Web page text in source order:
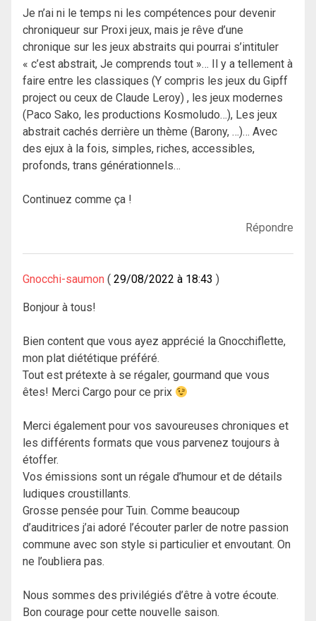
Je n’ai ni le temps ni les compétences pour devenir
chroniqueur sur Proxi jeux, mais je rêve d’une
chronique sur les jeux abstraits qui pourrai s’intituler
« c’est abstrait, Je comprends tout »… Il y a tellement à
faire entre les classiques (Y compris les jeux du Gipff
project ou ceux de Claude Leroy) , les jeux modernes
(Paco Sako, les productions Kosmoludo…), Les jeux
abstrait cachés derrière un thème (Barony, …)… Avec
des ejux à la fois, simples, riches, accessibles,
profonds, trans générationnels…
Continuez comme ça !
Répondre
Gnocchi-saumon 29/08/2022 à 18:43
Bonjour à tous!
Bien content que vous ayez apprécié la Gnocchiflette,
mon plat diététique préféré.
Tout est prétexte à se régaler, gourmand que vous
êtes! Merci Cargo pour ce prix
Merci également pour vos savoureuses chroniques et
les différents formats que vous parvenez toujours à
étoffer.
Vos émissions sont un régale d’humour et de détails
ludiques croustillants.
Grosse pensée pour Tuin. Comme beaucoup
d’auditrices j’ai adoré l’écouter parler de notre passion
commune avec son style si particulier et envoutant. On
ne l’oubliera pas.
Nous sommes des privilégiés d’être à votre écoute.
Bon courage pour cette nouvelle saison.